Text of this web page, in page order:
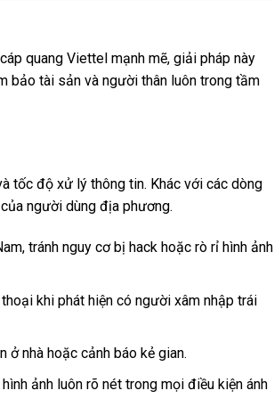
quang Viettel mạnh mẽ, giải pháp này
bảo tài sản và người thân luôn trong tầm
tốc độ xử lý thông tin. Khác với các dòng
người dùng địa phương.
tránh nguy cơ bị hack hoặc rò rỉ hình ảnh
khi phát hiện có người xâm nhập trái
nhà hoặc cảnh báo kẻ gian.
ảnh luôn rõ nét trong mọi điều kiện ánh